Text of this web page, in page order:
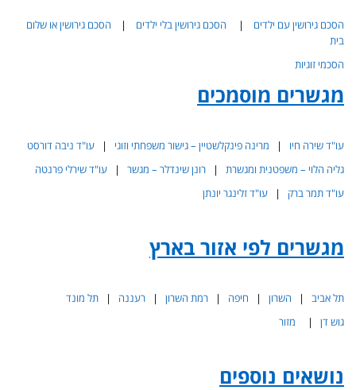
הסכם גירושין עם ילדים | הסכם גירושין בלי ילדים | הסכם גירושין או שלום
בית
הסכמי זוגיות
מגשרים מוסמכים
עו"ד שירה חיו | מרינה פינקלשטיין – גישור משפחתי וזוגי | עו"ד ניבה דורסט
גליה הלוי – משפטנית ומגשרת | רונן שינדלר – מגשר | עו"ד שירלי פרנטה
עו"ד תמר ברק | עו"ד זלינגר יונתן
מגשרים לפי אזור בארץ
תל אביב | השרון | חיפה | רמת השרון | רעננה | תל מונד
גוש דן | מזור
נושאים נוספים